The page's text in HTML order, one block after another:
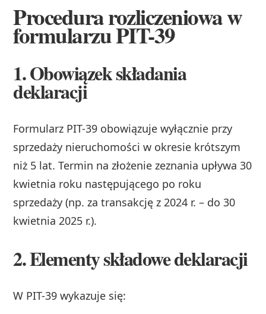
Procedura rozliczeniowa w
formularzu PIT-39
1. Obowiązek składania
deklaracji
Formularz PIT-39 obowiązuje wyłącznie przy
sprzedaży nieruchomości w okresie krótszym
niż 5 lat. Termin na złożenie zeznania upływa 30
kwietnia roku następującego po roku
sprzedaży (np. za transakcję z 2024 r. – do 30
kwietnia 2025 r.).
2. Elementy składowe deklaracji
W PIT-39 wykazuje się: